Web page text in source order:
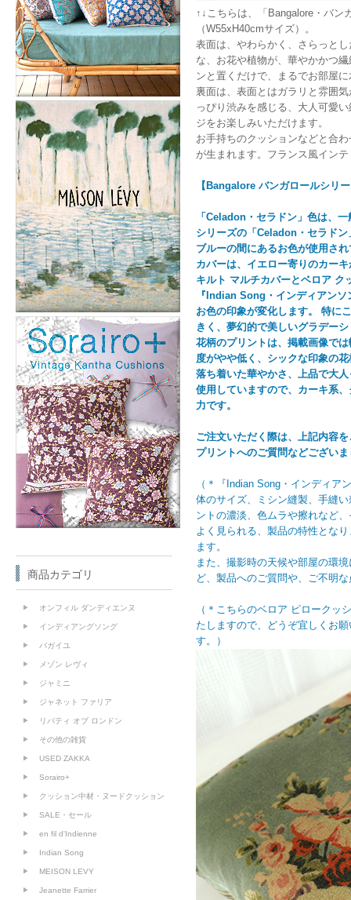
↑↓こちらは、「Bangalore・バ
（W55xH40cmサイズ）。
表面は、やわらかく、さらっと
な、お花や植物が、華やかかつ
ンと置くだけで、まるでお部屋
裏面は、表面とはガラリと雰囲
っぴり渋みを感じる、大人可愛
ジをお楽しみいただけます。
お手持ちのクッションなどと合
が生まれます。フランス風イン
【Bangalore バンガロールシリ
「Celadon・セラドン」色は、
シリーズの「Celadon・セラド
ブルーの間にあるお色が使用さ
カバーは、イエロー寄りのカー
キルト マルチカバーとベロア ク
『Indian Song・インディアン
お色の印象が変化します。 特に
きく、夢幻的で美しいグラデー
花柄のプリントは、掲載画像で
度がやや低く、シックな印象の
落ち着いた華やかさ、上品で大
使用していますので、カーキ系
力です。
ご注文いただく際は、上記内容
プリントへのご質問などござい
（＊『Indian Song・インディ
体のサイズ、ミシン縫製、手縫
ントの濃淡、色ムラや擦れなど
よく見られる、製品の特性とな
ます。
また、撮影時の天候や部屋の環
ど、製品へのご質問や、ご不明
（＊こちらのベロア ピロークッ
たしますので、どうぞ宜しくお
す。）
商品カテゴリ
オンフィル ダンディエンヌ
インディアングソング
バガイユ
メゾン レヴィ
ジャミニ
ジャネット ファリア
リバティ オブ ロンドン
その他の雑貨
USED ZAKKA
Sorairo+
クッション中材・ヌードクッション
SALE・セール
en fil d'Indienne
Indian Song
MEISON LEVY
Jeanette Farrier